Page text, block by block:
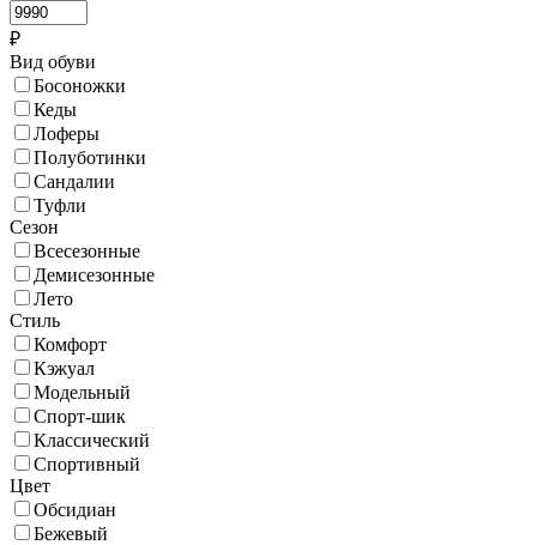
₽
Вид обуви
Босоножки
Кеды
Лоферы
Полуботинки
Сандалии
Туфли
Сезон
Всесезонные
Демисезонные
Лето
Стиль
Комфорт
Кэжуал
Модельный
Спорт-шик
Классический
Спортивный
Цвет
Обсидиан
Бежевый